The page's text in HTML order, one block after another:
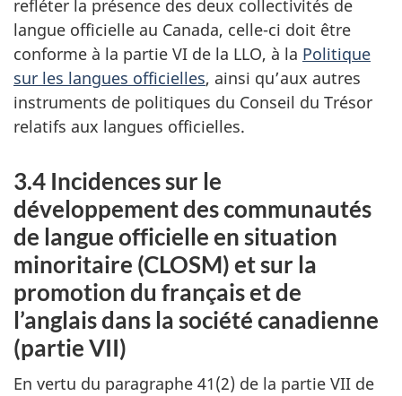
refléter la présence des deux collectivités de
langue officielle au Canada, celle-ci doit être
conforme à la partie VI de la LLO, à la Politique
sur les langues officielles, ainsi qu’aux autres
instruments de politiques du Conseil du Trésor
relatifs aux langues officielles.
3.4 Incidences sur le
développement des communautés
de langue officielle en situation
minoritaire (CLOSM) et sur la
promotion du français et de
l’anglais dans la société canadienne
(partie VII)
En vertu du paragraphe 41(2) de la partie VII de